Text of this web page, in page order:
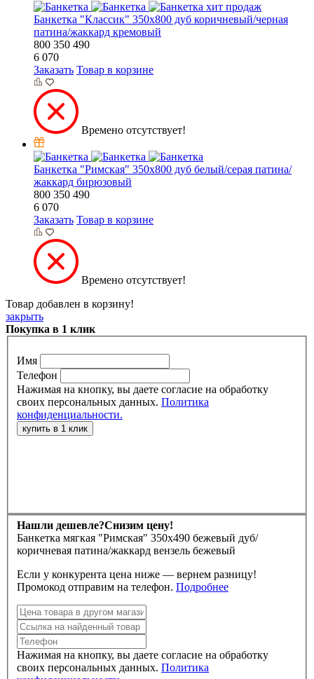
хит продаж
Банкетка "Классик" 350х800 дуб коричневый/черная
патина/жаккард кремовый
800 350 490
6 070
Заказать Товар в корзине
Времено отсутствует!
Банкетка "Римская" 350х800 дуб белый/серая патина/
жаккард бирюзовый
800 350 490
6 070
Заказать Товар в корзине
Времено отсутствует!
Товар добавлен в корзину!
закрыть
Покупка в 1 клик
Имя
Телефон
Нажимая на кнопку, вы даете согласие на обработку
своих персональных данных. Политика
конфиденциальности.
Нашли дешевле?Снизим цену!
Банкетка мягкая "Римская" 350х490 бежевый дуб/
коричневая патина/жаккард вензель бежевый
Если у конкурента цена ниже — вернем разницу!
Промокод отправим на телефон. Подробнее
Нажимая на кнопку, вы даете согласие на обработку
своих персональных данных. Политика